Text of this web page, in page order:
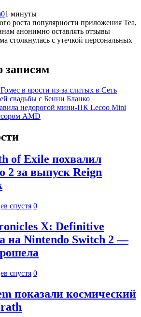
01 минуты
роста популярности приложения Tea,
анонимно оставлять отзывы
столкнулась с утечкой персональных
записям
в ярости из-за слитых в Сеть
свадьбы с Бенни Бланко
недорогой мини-ПК Lecoo Mini
AMD
of Exile похвалил
2 за выпуск Reign
спустя 0
X: Definitive
на Nintendo Switch 2 —
спустя 0
показали космический